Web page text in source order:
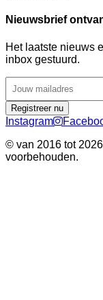
Nieuwsbrief
Het laatste nieuws
inbox gestuurd.
Registreer nu
Instagram
© van 2016 tot
voorbehouden.